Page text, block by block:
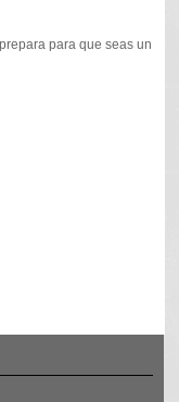
para que seas un